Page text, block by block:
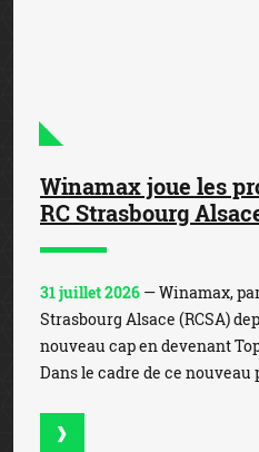
Winamax joue les
RC Strasbourg
31 juillet 2026 — Winamax,
Strasbourg Alsace (RCSA)
nouveau cap en devenant
Dans le cadre de ce nouveau